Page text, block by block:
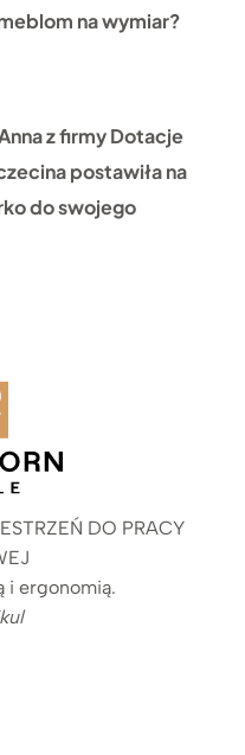
na wymiar?
z firmy Dotacje
postawiła na
do swojego
DO PRACY
i ergonomią.